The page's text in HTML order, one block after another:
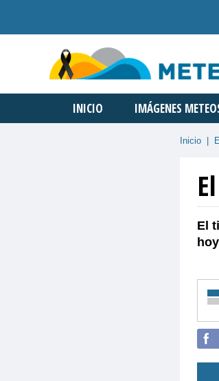
INICIO IMÁGENES
Inicio
El